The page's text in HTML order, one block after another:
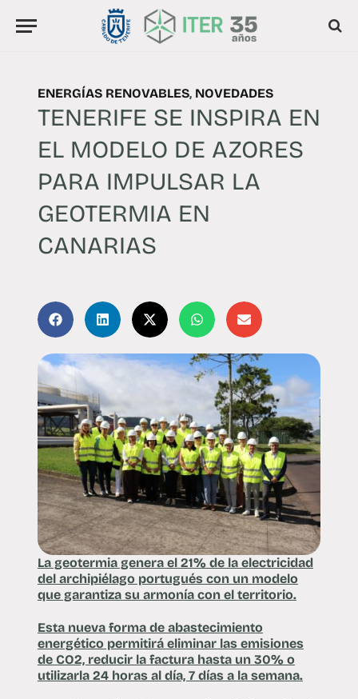
ENERGÍAS RENOVABLES, NOVEDADES
TENERIFE SE INSPIRA EN
EL MODELO DE AZORES
PARA IMPULSAR LA
GEOTERMIA EN
CANARIAS
La geotermia genera el 21% de la electricidad
del archipiélago portugués con un modelo
que garantiza su armonía con el territorio.
Esta nueva forma de abastecimiento
energético permitirá eliminar las emisiones
de CO2, reducir la factura hasta un 30% o
utilizarla 24 horas al día, 7 días a la semana.